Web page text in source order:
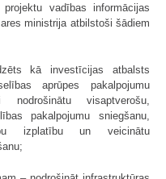
vadības informācijas
ministrija atbilstoši šādiem
kā investīcijas atbalsts
aprūpes pakalpojumu
visaptverošu,
pakalpojumu sniegšanu,
izplatību un veicinātu